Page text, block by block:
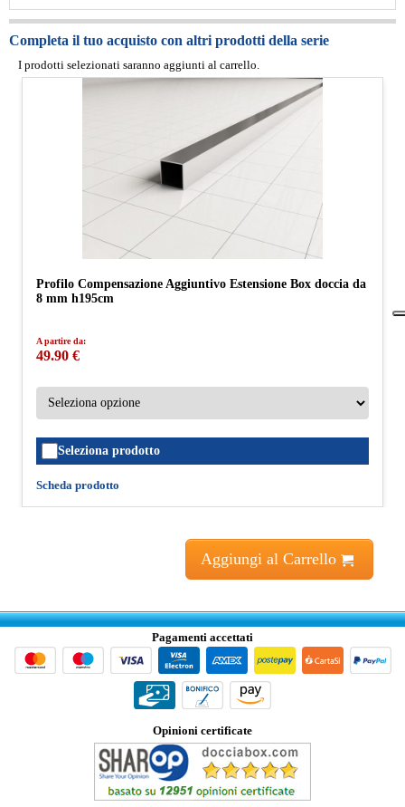
Completa il tuo acquisto con altri prodotti della serie
I prodotti selezionati saranno aggiunti al carrello.
Profilo Compensazione Aggiuntivo Estensione Box doccia da
8 mm h195cm
A partire da:
49.90 €
Seleziona prodotto
Scheda prodotto
Aggiungi al Carrello
Pagamenti accettati
Opinioni certificate